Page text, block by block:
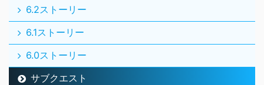
6.2ストーリー
6.1ストーリー
6.0ストーリー
サブクエスト